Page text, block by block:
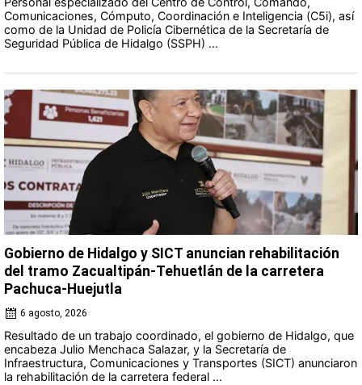
Comunicaciones, Cómputo, Coordinación e Inteligencia (C5i), así
como de la Unidad de Policía Cibernética de la Secretaría de
Seguridad Pública de Hidalgo (SSPH) ...
Gobierno de Hidalgo y SICT anuncian rehabilitación
del tramo Zacualtipán-Tehuetlán de la carretera
Pachuca-Huejutla
6 agosto, 2026
Resultado de un trabajo coordinado, el gobierno de Hidalgo, que
encabeza Julio Menchaca Salazar, y la Secretaría de
Infraestructura, Comunicaciones y Transportes (SICT) anunciaron
la rehabilitación de la carretera federal ...